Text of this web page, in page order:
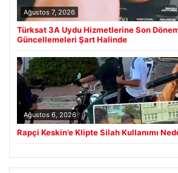
Ağustos 7, 2026
Türksat 3A Uydu Hizmetlerine Son Dönem
Güncellemeleri Şart Halinde
Ağustos 6, 2026
Rapçi Keskin’e Klipte Silah Kullanımı